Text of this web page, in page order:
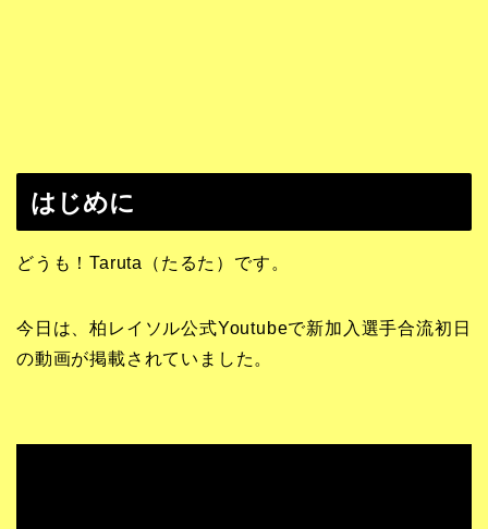
はじめに
どうも！Taruta（たるた）です。
今日は、柏レイソル公式Youtubeで新加入選手合流初日
の動画が掲載されていました。